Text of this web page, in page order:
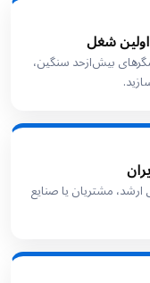
شغل
بیش‌ازحد سنگین،
مشتریان یا صنایع